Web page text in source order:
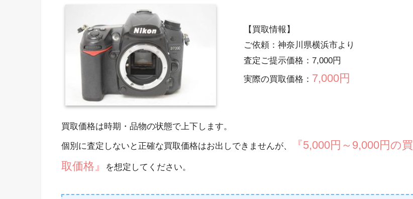
【買取情報】
ご依頼：神奈川県横浜市より
査定ご提示価格：7,000円
実際の買取価格： 7,000円
買取価格は時期・品物の状態で上下します。
個別に査定しないと正確な買取価格はお出しできませんが、
『5,000円～9,000円の買
取価格』
を想定してください。